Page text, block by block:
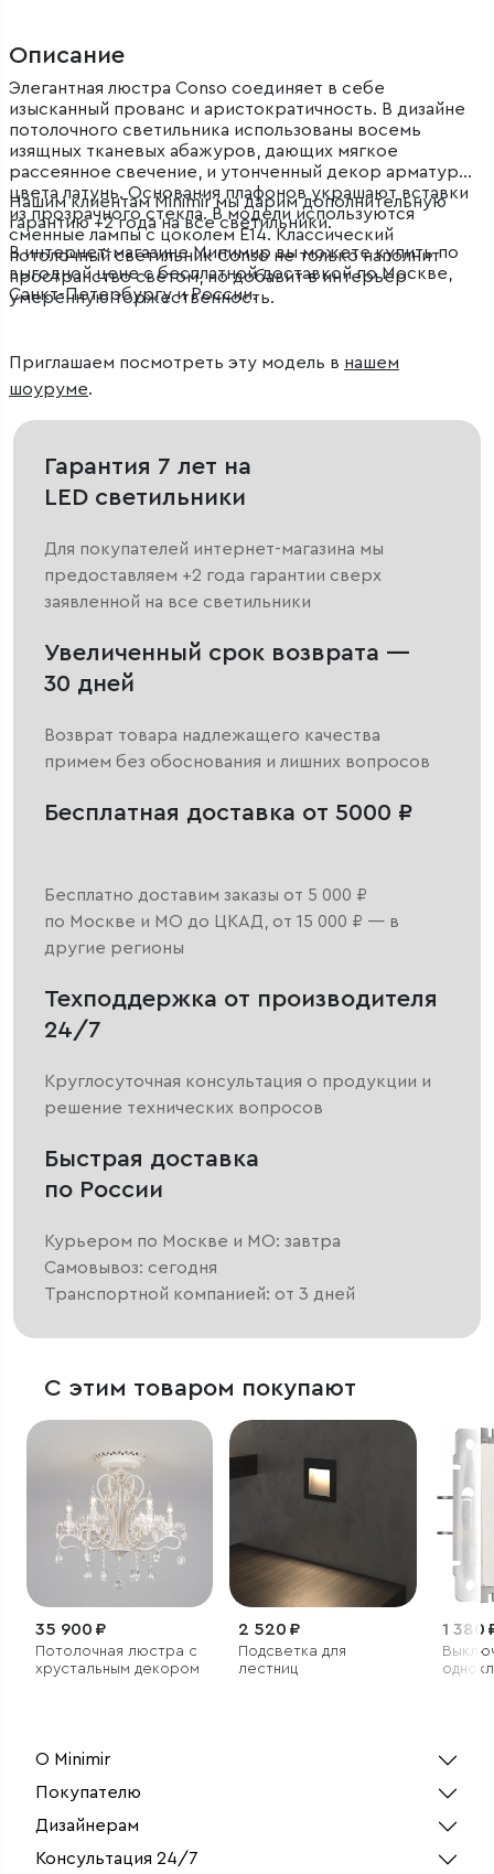
Описание
Элегантная люстра Conso соединяет в себе
изысканный прованс и аристократичность. В дизайне
потолочного светильника использованы восемь
изящных тканевых абажуров, дающих мягкое
рассеянное свечение, и утонченный декор арматуры
цвета латунь. Основания плафонов украшают вставки
из прозрачного стекла. В модели используются
сменные лампы с цоколем E14. Классический
потолочный светильник Conso не только наполнит
пространство светом, но добавит в интерьер
умеренную торжественность.
Нашим клиентам Minimir мы дарим дополнительную
гарантию +2 года на все светильники.
В интернет-магазине Минимир вы можете купить по
выгодной цене с бесплатной доставкой по Москве,
Санкт-Петербургу и России.
Приглашаем посмотреть эту модель в нашем
шоуруме.
Гарантия 7 лет на
LED светильники
Для покупателей интернет-магазина мы
предоставляем +2 года гарантии сверх
заявленной на все светильники
Увеличенный срок возврата —
30 дней
Возврат товара надлежащего качества
примем без обоснования и лишних вопросов
Бесплатная доставка от 5000 ₽
Бесплатно доставим заказы от 5 000 ₽
по Москве и МО до ЦКАД, от 15 000 ₽ — в
другие регионы
Техподдержка от производителя
24/7
Круглосуточная консультация о продукции и
решение технических вопросов
Быстрая доставка
по России
Курьером по Москве и МО: завтра
Самовывоз: сегодня
Транспортной компанией: от 3 дней
С этим товаром покупают
35 900 ₽
Потолочная люстра с
хрустальным декором
2 520 ₽
Подсветка для
лестниц
1 380
О Minimir
Покупателю
Дизайнерам
Консультация 24/7